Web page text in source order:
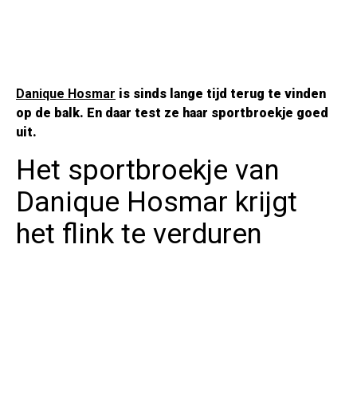
Danique Hosmar is sinds lange tijd terug te vinden
op de balk. En daar test ze haar sportbroekje goed
uit.
Het sportbroekje van
Danique Hosmar krijgt
het flink te verduren